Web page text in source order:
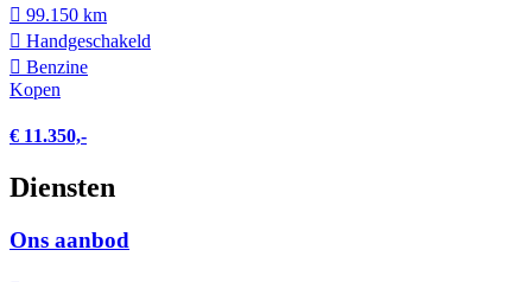
99.150 km
Hand­geschakeld
Benzine
Kopen
€ 11.350,-
Diensten
Ons aanbod